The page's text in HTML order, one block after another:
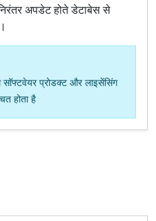
अपडेट होते डेटाबेस से
प्रोडक्ट और लाइसेंसिंग
होता है